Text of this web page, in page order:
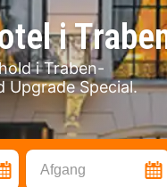
i
i Traben-
Upgrade Special.
Afgang